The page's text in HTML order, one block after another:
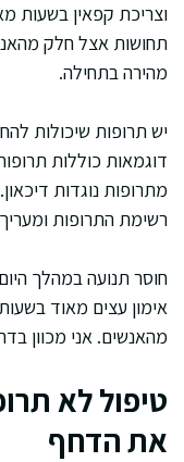
וצריכת קפאין בשעות
תחושות אצל חלק
מהירה בתחילה.
יש תרופות שיכולות
דוגמאות כוללות
מתרופות נוגדות
רשימת התרופות
חוסר תנועה במהלך
אימון עצים מאוד
מהאנשים. אני מכוון
טיפול לא
את הדחף